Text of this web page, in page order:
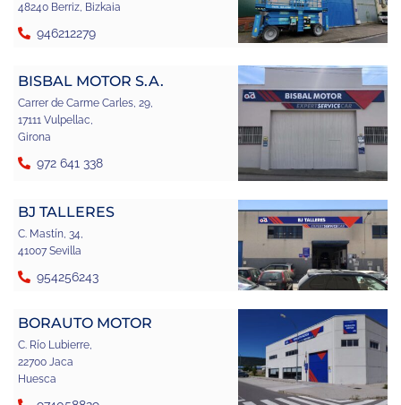
48240 Berriz, Bizkaia
946212279
BISBAL MOTOR S.A.
Carrer de Carme Carles, 29,
17111 Vulpellac,
Girona
972 641 338
BJ TALLERES
C. Mastín, 34,
41007 Sevilla
954256243
BORAUTO MOTOR
C. Río Lubierre,
22700 Jaca
Huesca